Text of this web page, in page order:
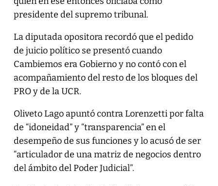
presidente del supremo tribunal.
La diputada opositora recordó que el pedido
de juicio político se presentó cuando
Cambiemos era Gobierno y no contó con el
acompañamiento del resto de los bloques del
PRO y de la UCR.
Oliveto Lago apuntó contra Lorenzetti por falta
de “idoneidad” y “transparencia” en el
desempeño de sus funciones y lo acusó de ser
“articulador de una matriz de negocios dentro
del ámbito del Poder Judicial”.